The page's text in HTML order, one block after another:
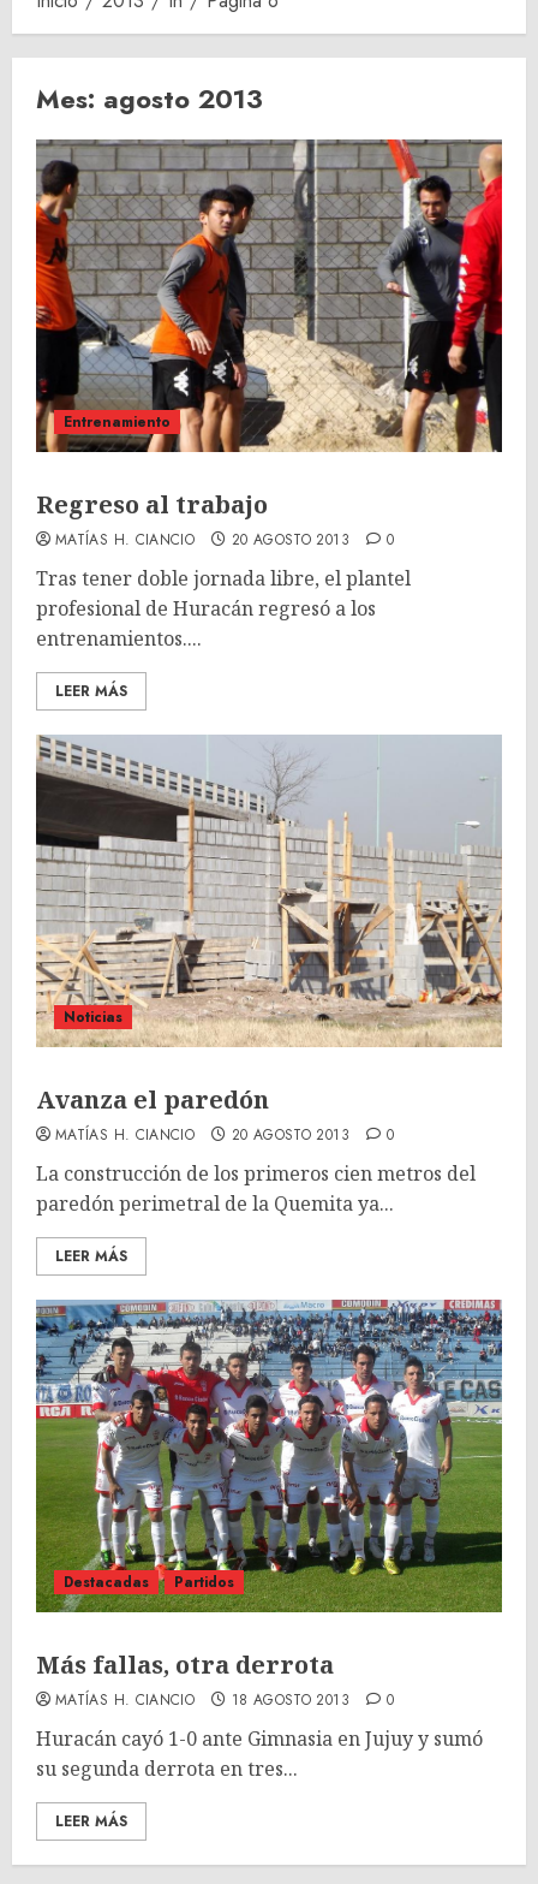
Mes: agosto 2013
Entrenamiento
Regreso al trabajo
MATÍAS H. CIANCIO 20 AGOSTO 2013 0
Tras tener doble jornada libre, el plantel
profesional de Huracán regresó a los
entrenamientos....
LEER MÁS
Noticias
Avanza el paredón
MATÍAS H. CIANCIO 20 AGOSTO 2013 0
La construcción de los primeros cien metros del
paredón perimetral de la Quemita ya...
LEER MÁS
Destacadas Partidos
Más fallas, otra derrota
MATÍAS H. CIANCIO 18 AGOSTO 2013 0
Huracán cayó 1-0 ante Gimnasia en Jujuy y sumó
su segunda derrota en tres...
LEER MÁS